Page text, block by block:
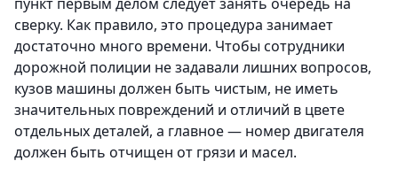
сверку. Как правило, это процедура занимает
достаточно много времени. Чтобы сотрудники
дорожной полиции не задавали лишних вопросов,
кузов машины должен быть чистым, не иметь
значительных повреждений и отличий в цвете
отдельных деталей, а главное — номер двигателя
должен быть отчищен от грязи и масел.